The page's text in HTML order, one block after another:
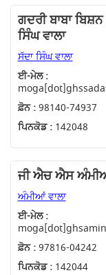
ਗਦਰੀ ਬਾਬਾ
ਸਿੰਘ ਵਾਲਾ
ਸੱਦਾ ਸਿੰਘ ਵਾਲਾ
ਈ-ਮੇਲ :
ਫ਼ੋਨ :98140-74937
ਪਿਨਕੋਡ :142048
ਜੀ ਐਚ ਐਸ
ਅੰਮੀਆਂ ਵਾਲਾ
ਈ-ਮੇਲ :
ਫ਼ੋਨ :97816-04242
ਪਿਨਕੋਡ :142044